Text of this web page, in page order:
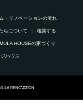
・リノベーションの流れ
ちについて 相談する
HOUSEの家づくり
ハウス
RENOVATION